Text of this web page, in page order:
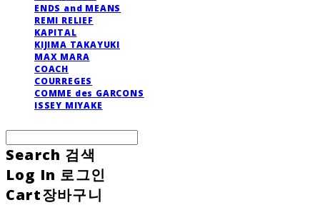
ENDS and MEANS
REMI RELIEF
KAPITAL
KIJIMA TAKAYUKI
MAX MARA
COACH
COURREGES
COMME des GARCONS
ISSEY MIYAKE
Search 검색
Log In 로그인
Cart장바구니